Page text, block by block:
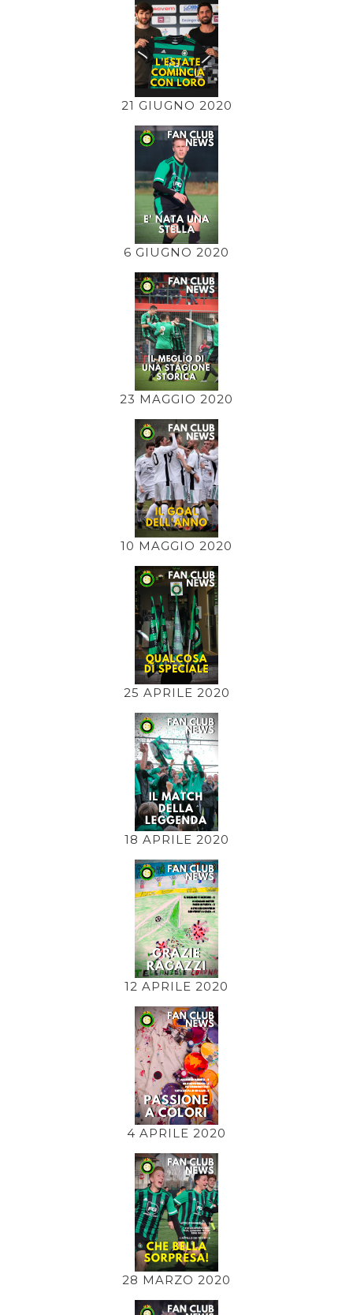
21 GIUGNO 2020
6 GIUGNO 2020
23 MAGGIO 2020
10 MAGGIO 2020
25 APRILE 2020
18 APRILE 2020
12 APRILE 2020
4 APRILE 2020
28 MARZO 2020